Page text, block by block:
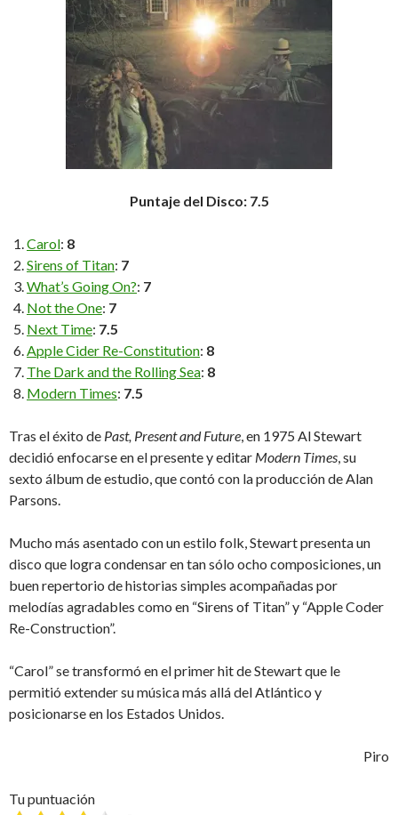
Puntaje del Disco: 7.5
Carol: 8
Sirens of Titan: 7
What’s Going On?: 7
Not the One: 7
Next Time: 7.5
Apple Cider Re-Constitution: 8
The Dark and the Rolling Sea: 8
Modern Times: 7.5
Tras el éxito de Past, Present and Future, en 1975 Al Stewart
decidió enfocarse en el presente y editar Modern Times, su
sexto álbum de estudio, que contó con la producción de Alan
Parsons.
Mucho más asentado con un estilo folk, Stewart presenta un
disco que logra condensar en tan sólo ocho composiciones, un
buen repertorio de historias simples acompañadas por
melodías agradables como en “Sirens of Titan” y “Apple Coder
Re-Construction”.
“Carol” se transformó en el primer hit de Stewart que le
permitió extender su música más allá del Atlántico y
posicionarse en los Estados Unidos.
Piro
Tu puntuación